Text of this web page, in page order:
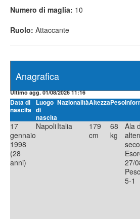
Numero di maglia: 10
Ruolo: Attaccante
Ultimo agg. 01/08/2026 11:16
Data di
nascita
Luogo
di
nascita
NazionalitàAltezzaPeso
17
gennaio
1998
(28
anni)
NapoliItalia
179
cm
68
kg
Ala
27/
5-1